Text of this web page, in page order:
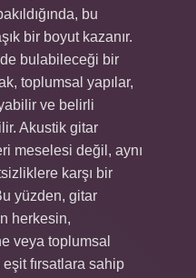
bu
bir boyut kazanır.
bulabileceği bir
toplumsal yapılar,
ve belirli
Akustik gitar
meselesi değil, aynı
karşı bir
yüzden, gitar
herkesin,
veya toplumsal
eşit fırsatlara sahip